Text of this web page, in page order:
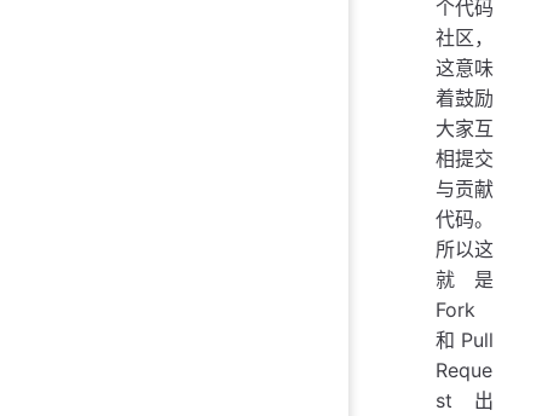
个代码
社区，
这意味
着鼓励
大家互
相提交
与贡献
代码。
所以这
就是
Fork
和 Pull
Reque
st 出